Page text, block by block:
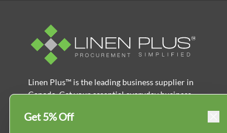
Linen Plus™ is the leading business supplier in
Canada, Get your essential everyday business
savings.
Get 5% Off